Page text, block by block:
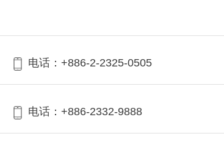
电话：+886-2-2325-0505
电话：+886-2332-9888